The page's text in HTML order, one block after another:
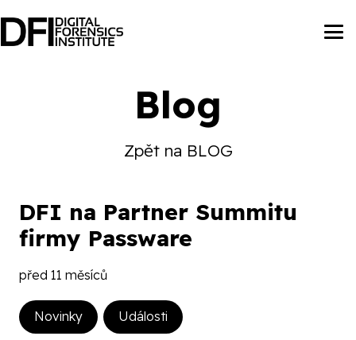
Blog
Zpět na BLOG
DFI na Partner Summitu
firmy Passware
před 11 měsíců
Novinky Události